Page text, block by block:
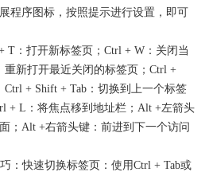
程序图标，按照提示进行设置，即可
T：打开新标签页；Ctrl + W：关闭当
新打开最近关闭的标签页；Ctrl +
Ctrl + Shift + Tab：切换到上一个标签
+ L：将焦点移到地址栏；Alt +左箭头
；Alt +右箭头键：前进到下一个访问
：快速切换标签页：使用Ctrl + Tab或